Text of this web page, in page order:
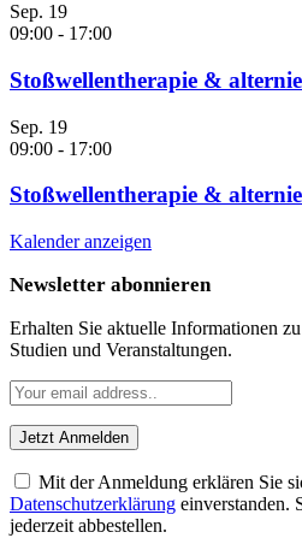
Sep. 19
09:00 - 17:00
Stoßwellentherapie &
Sep. 19
09:00 - 17:00
Stoßwellentherapie &
Kalender anzeigen
Newsletter abonnieren
Erhalten Sie aktuelle Informationen
Studien und Veranstaltungen.
Mit der Anmeldung erklären Sie
Datenschutzerklärung einverstanden.
jederzeit abbestellen.